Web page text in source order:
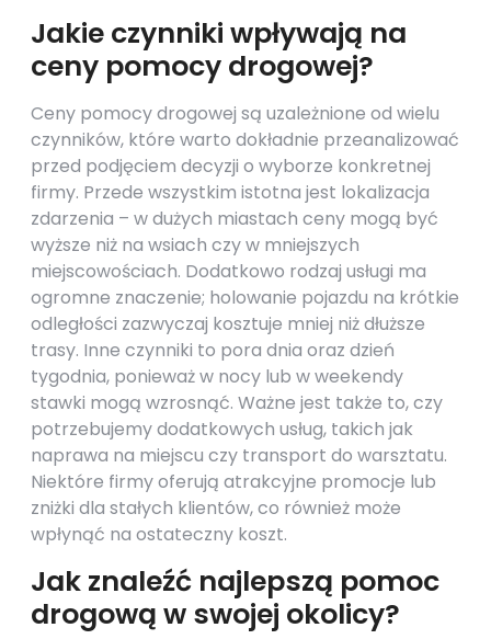
Jakie czynniki wpływają na
ceny pomocy drogowej?
Ceny pomocy drogowej są uzależnione od wielu
czynników, które warto dokładnie przeanalizować
przed podjęciem decyzji o wyborze konkretnej
firmy. Przede wszystkim istotna jest lokalizacja
zdarzenia – w dużych miastach ceny mogą być
wyższe niż na wsiach czy w mniejszych
miejscowościach. Dodatkowo rodzaj usługi ma
ogromne znaczenie; holowanie pojazdu na krótkie
odległości zazwyczaj kosztuje mniej niż dłuższe
trasy. Inne czynniki to pora dnia oraz dzień
tygodnia, ponieważ w nocy lub w weekendy
stawki mogą wzrosnąć. Ważne jest także to, czy
potrzebujemy dodatkowych usług, takich jak
naprawa na miejscu czy transport do warsztatu.
Niektóre firmy oferują atrakcyjne promocje lub
zniżki dla stałych klientów, co również może
wpłynąć na ostateczny koszt.
Jak znaleźć najlepszą pomoc
drogową w swojej okolicy?